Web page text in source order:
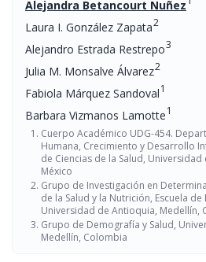
Alejandra Betancourt Nuñez
Laura I. González Zapata2
Alejandro Estrada Restrepo3
Julia M. Monsalve Álvarez2
Fabiola Márquez Sandoval1
Barbara Vizmanos Lamotte1
Cuerpo Académico UDG-454.
Humana, Crecimiento y Desarrollo
de Ciencias de la Salud, Universidad
México
Grupo de Investigación en
de la Salud y la Nutrición, Escuela
Universidad de Antioquia, Medellín,
Grupo de Demografía y Salud,
Medellín, Colombia